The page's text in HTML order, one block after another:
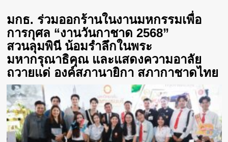
มกธ. ร่วมออกร้านในงานมหกรรมเพื่อ
การกุศล “งานวันกาชาด 2568”
สวนลุมพินี น้อมรำลึกในพระ
มหากรุณาธิคุณ และแสดงความอาลัย
ถวายแด่ องค์สภานายิกา สภากาชาดไทย